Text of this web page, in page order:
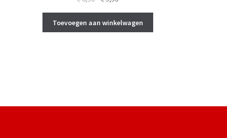
was:
€ 6,50.
is:
€ 5,50.
Toevoegen aan winkelwagen